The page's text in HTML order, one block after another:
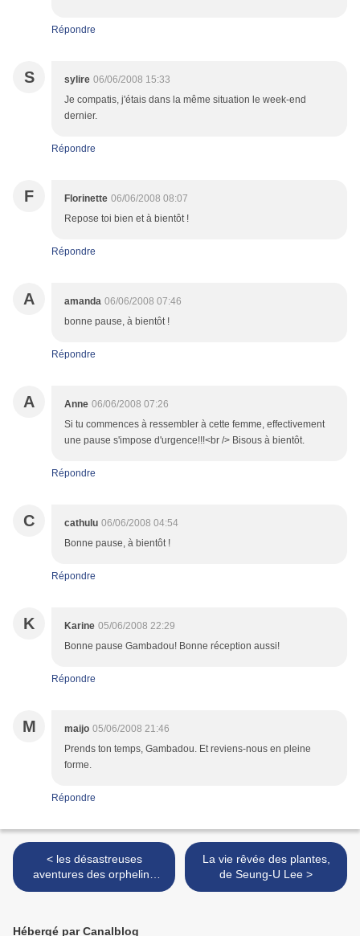
Répondre
S sylire 06/06/2008 15:33
Je compatis, j'étais dans la même situation le week-end
dernier.
Répondre
F Florinette 06/06/2008 08:07
Repose toi bien et à bientôt !
Répondre
A amanda 06/06/2008 07:46
bonne pause, à bientôt !
Répondre
A Anne 06/06/2008 07:26
Si tu commences à ressembler à cette femme, effectivement
une pause s'impose d'urgence!!!<br /> Bisous à bientôt.
Répondre
C cathulu 06/06/2008 04:54
Bonne pause, à bientôt !
Répondre
K Karine 05/06/2008 22:29
Bonne pause Gambadou! Bonne réception aussi!
Répondre
M maijo 05/06/2008 21:46
Prends ton temps, Gambadou. Et reviens-nous en pleine
forme.
Répondre
< les désastreuses
aventures des orphelins
Baudelaires, de Snicket
La vie rêvée des plantes,
de Seung-U Lee >
Hébergé par Canalblog